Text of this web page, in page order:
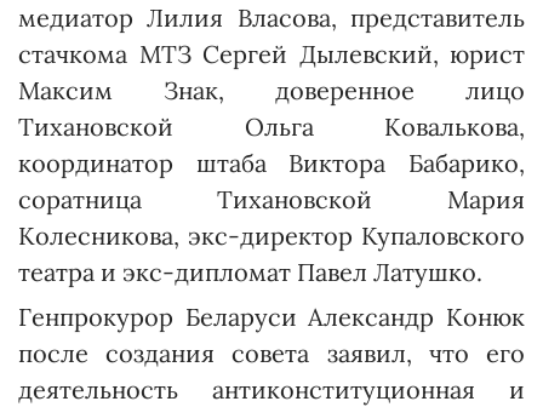
медиатор Лилия Власова, представитель
стачкома МТЗ Сергей Дылевский, юрист
Максим Знак, доверенное лицо
Тихановской Ольга Ковалькова,
координатор штаба Виктора Бабарико,
соратница Тихановской Мария
Колесникова, экс-директор Купаловского
театра и экс-дипломат Павел Латушко.
Генпрокурор Беларуси Александр Конюк
после создания совета заявил, что его
деятельность антиконституционная и